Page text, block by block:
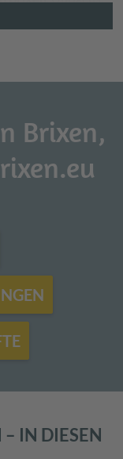
mitbuchen!
Brixen,
– IN DIESEN